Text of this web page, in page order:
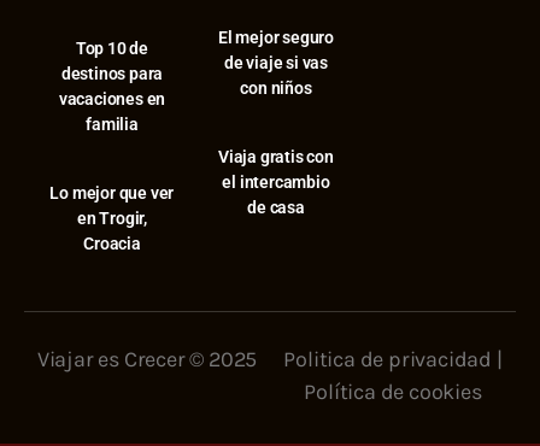
⁠Top 10 de
destinos para
vacaciones en
familia
⁠Lo mejor que ver
en Trogir,
Croacia
El mejor seguro
de viaje si vas
con niños
Viaja gratis con
el intercambio
de casa
Viajar es Crecer © 2025 Politica de privacidad |
Política de cookies